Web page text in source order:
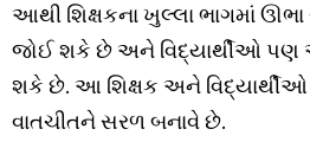
આથી શિક્ષકના ખુલ્લા ભાગમાં ઊભા
જોઈ શકે છે અને વિદ્યાર્થીઓ પણ
શકે છે. આ શિક્ષક અને
વાતચીતને સરળ બનાવે છે.